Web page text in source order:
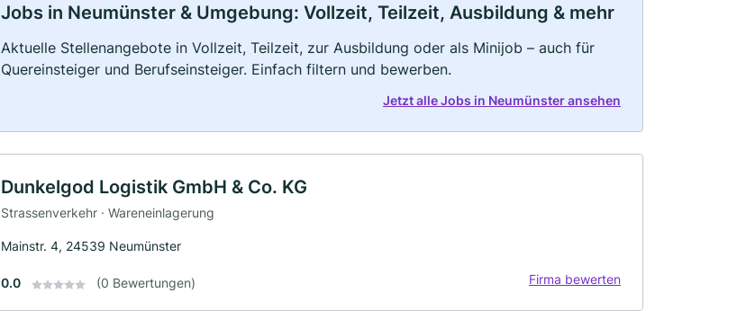
Jobs in Neumünster & Umgebung: Vollzeit, Teilzeit, Ausbildung & mehr
Aktuelle Stellenangebote in Vollzeit, Teilzeit, zur Ausbildung oder als Minijob – auch für
Quereinsteiger und Berufseinsteiger. Einfach filtern und bewerben.
Jetzt alle Jobs in Neumünster ansehen
Dunkelgod Logistik GmbH & Co. KG
Strassenverkehr · Wareneinlagerung
Mainstr. 4, 24539 Neumünster
0.0 (0 Bewertungen) Firma bewerten